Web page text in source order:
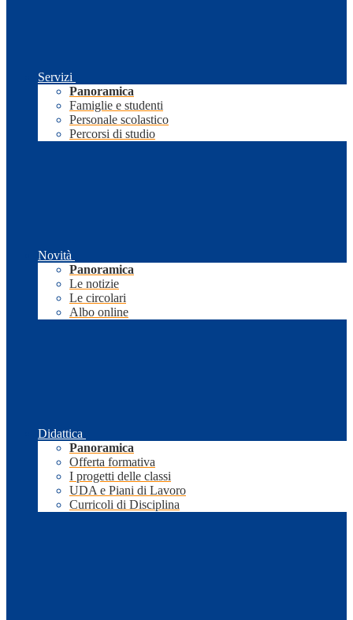
Servizi
Panoramica
Famiglie e studenti
Personale scolastico
Percorsi di studio
Novità
Panoramica
Le notizie
Le circolari
Albo online
Didattica
Panoramica
Offerta formativa
I progetti delle classi
UDA e Piani di Lavoro
Curricoli di Disciplina